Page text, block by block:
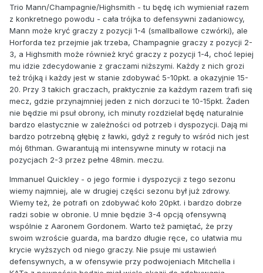
Trio Mann/Champagnie/Highsmith - tu będę ich wymieniał razem
z konkretnego powodu - cała trójka to defensywni zadaniowcy,
Mann może kryć graczy z pozycji 1-4 (smallballowe czwórki), ale
Horforda tez przejmie jak trzeba, Champagnie graczy z pozycji 2-
3, a Highsmith może również kryć graczy z pozycji 1-4, choć lepiej
mu idzie zdecydowanie z graczami niższymi. Każdy z nich grozi
też trójką i każdy jest w stanie zdobywać 5-10pkt. a okazyjnie 15-
20. Przy 3 takich graczach, praktycznie za każdym razem trafi się
mecz, gdzie przynajmniej jeden z nich dorzuci te 10-15pkt. Żaden
nie będzie mi psuł obrony, ich minuty rozdzielał będę naturalnie
bardzo elastycznie w zależności od potrzeb i dyspozycji. Dają mi
bardzo potrzebną głębię z ławki, gdyż z reguły to wśród nich jest
mój 6thman. Gwarantują mi intensywne minuty w rotacji na
pozycjach 2-3 przez pełne 48min. meczu.
Immanuel Quickley - o jego formie i dyspozycji z tego sezonu
wiemy najmniej, ale w drugiej części sezonu był już zdrowy.
Wiemy też, że potrafi on zdobywać koło 20pkt. i bardzo dobrze
radzi sobie w obronie. U mnie będzie 3-4 opcją ofensywną
wspólnie z Aaronem Gordonem. Warto też pamiętać, że przy
swoim wzroście guarda, ma bardzo długie ręce, co ułatwia mu
krycie wyższych od niego graczy. Nie psuje mi ustawień
defensywnych, a w ofensywie przy podwojeniach Mitchella i